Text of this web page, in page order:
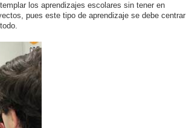
los aprendizajes escolares sin tener en
pues este tipo de aprendizaje se debe centrar